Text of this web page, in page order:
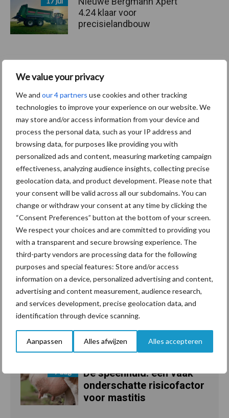
We value your privacy
We and our 4 partners use cookies and other tracking
technologies to improve your experience on our website. We
may store and/or access information from your device and
process the personal data, such as your IP address and
browsing data, for purposes like providing you with
personalized ads and content, measuring marketing campaign
effectiveness, analyzing audience insights, collecting precise
geolocation data, and product development. Please note that
your consent will be valid across all our subdomains. You can
change or withdraw your consent at any time by clicking the
“Consent Preferences” button at the bottom of your screen.
We respect your choices and are committed to providing you
with a transparent and secure browsing experience. The
third-party vendors are processing data for the following
purposes and special features: Store and/or access
information on a device, personalized advertising and content,
advertising and content measurement, audience research,
and services development, precise geolocation data, and
identification through device scanning.
Aanpassen Alles afwijzen Alles accepteren
4.24 klaar voor
precisielandbouw
compacte krachtpatsers
met volwaardige capaciteit
08 jul
Fendt viert 50.000e Fendt
900 Vario met een
gelimiteerd jubileummodel
Recent nieuws Partner nieuws
7 aug
Grondstoffenmarkt blijft
grillig: droogte en
geopolitiek houden handel
in de greep
7 aug
De speenhuid: een vaak
onderschatte risicofactor
voor mastitis